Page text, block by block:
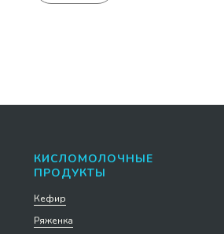
КИСЛОМОЛОЧНЫЕ
ПРОДУКТЫ
Кефир
Ряженка